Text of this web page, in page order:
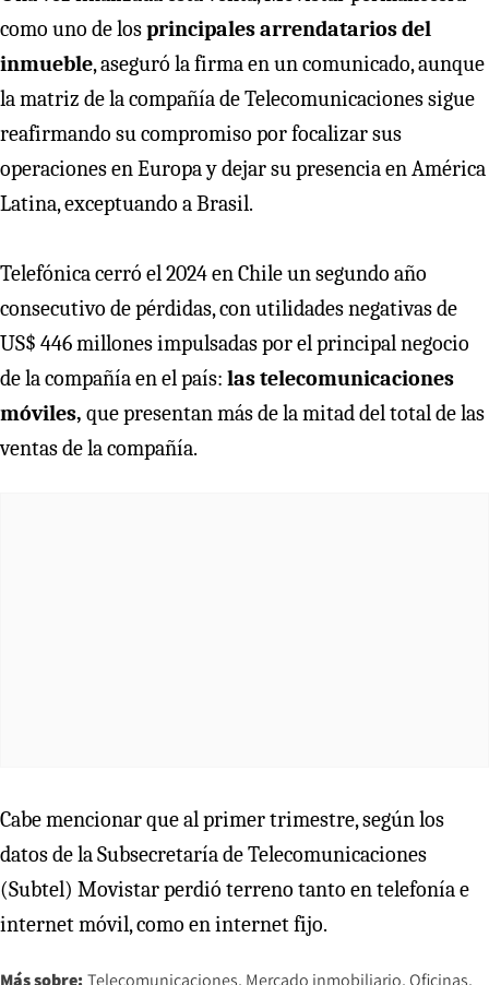
como uno de losprincipales arrendatarios del
inmueble, aseguró la firma en un comunicado, aunque
la matriz de la compañía de Telecomunicaciones sigue
reafirmando su compromiso por focalizar sus
operaciones en Europa y dejar su presencia en América
Latina, exceptuando a Brasil.
Telefónica cerró el 2024 en Chile un segundo año
consecutivo de pérdidas, con utilidades negativas de
US$ 446 millones impulsadas por el principal negocio
de la compañía en el país: las telecomunicaciones
móviles, que presentan más de la mitad del total de las
ventas de la compañía.
Cabe mencionar que al primer trimestre, según los
datos de la Subsecretaría de Telecomunicaciones
(Subtel) Movistar perdió terreno tanto en telefonía e
internet móvil, como en internet fijo.
Más sobre: Telecomunicaciones Mercado inmobiliario Oficinas